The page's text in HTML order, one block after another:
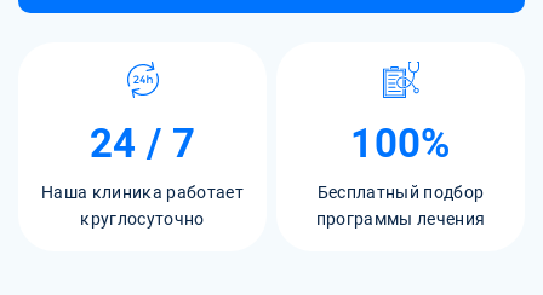
24 / 7
Наша клиника работает
круглосуточно
100%
Бесплатный подбор
программы лечения